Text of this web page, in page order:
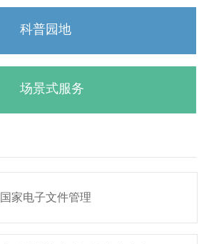
科普园地
场景式服务
国家电子文件管理